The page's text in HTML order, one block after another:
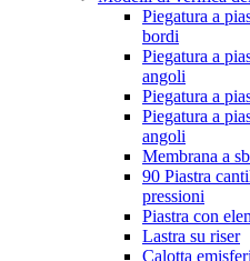
Piegatura a
bordi
Piegatura a
angoli
Piegatura a
Piegatura a
angoli
Membrana a
90 Piastra
pressioni
Piastra con
Lastra su riser
Calotta